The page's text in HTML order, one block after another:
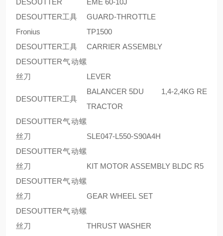
DESOUTTER
EME 60-10J
DESOUTTER工具
GUARD-THROTTLE
Fronius
TP1500
DESOUTTER工具
CARRIER ASSEMBLY
DESOUTTER气动螺
丝刀
LEVER
DESOUTTER工具
BALANCER 5DU 1,4-2,4KG RE
TRACTOR
DESOUTTER气动螺
丝刀
SLE047-L550-S90A4H
DESOUTTER气动螺
丝刀
KIT MOTOR ASSEMBLY BLDC R5
DESOUTTER气动螺
丝刀
GEAR WHEEL SET
DESOUTTER气动螺
丝刀
THRUST WASHER